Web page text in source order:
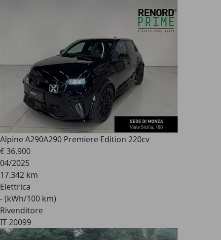
Alpine A290A290 Premiere Edition 220cv
€ 36.900
04/2025
17.342 km
Elettrica
- (kWh/100 km)
Rivenditore
IT 20099